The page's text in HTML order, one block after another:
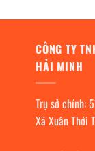
CÔNG TY
HẢI MINH
Trụ sở chính:
Xã Xuân Thới